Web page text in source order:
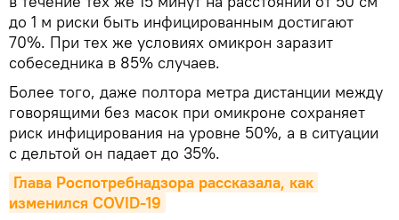
до 1 м риски быть инфицированным достигают
70%. При тех же условиях омикрон заразит
собеседника в 85% случаев.
Более того, даже полтора метра дистанции между
говорящими без масок при омикроне сохраняет
риск инфицирования на уровне 50%, а в ситуации
с дельтой он падает до 35%.
Глава Роспотребнадзора рассказала, как
изменился COVID-19